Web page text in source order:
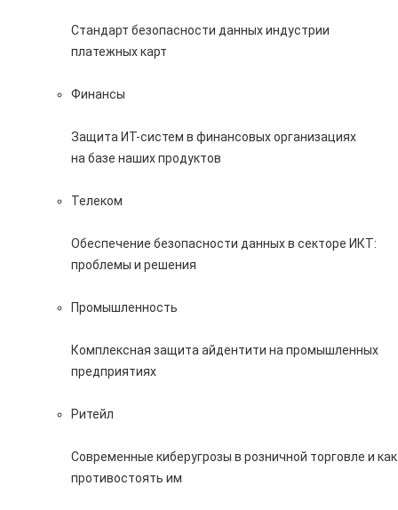
Стандарт безопасности данных индустрии
платежных карт
Финансы
Защита ИТ-систем в финансовых организациях
на базе наших продуктов
Телеком
Обеспечение безопасности данных в секторе ИКТ:
проблемы и решения
Промышленность
Комплексная защита айдентити на промышленных
предприятиях
Ритейл
Современные киберугрозы в розничной торговле и как
противостоять им